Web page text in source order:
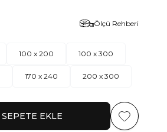
Ölçü Rehberi
100 x 200 100 x 300
170 x 240 200 x 300
SEPETE EKLE Favoriye